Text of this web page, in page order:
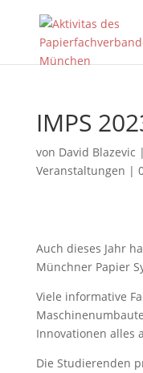
IMPS
von David Blazevic |
Veranstaltungen |
Auch dieses Jahr
Münchner Papier
Viele informative
Innovationen alles
Die Studierenden